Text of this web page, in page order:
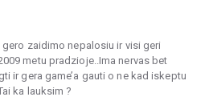
zaidimo nepalosiu ir visi geri
metu pradzioje..Ima nervas bet
ir gera game’a gauti o ne kad iskeptu
ka lauksim ?